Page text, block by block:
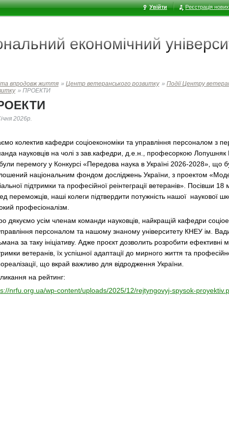
Увійти Реєстрація
економічний
впродовж життя » Центр ветеранського розвитку » Події Центру
» ПРОЕКТИ
2026р.
колектив кафедри соціоекономіки та управління персоналом з
науковців на чолі з зав.кафедри, д.е.н., професоркою Лопушняк
перемогу у Конкурсі «Передова наука в Україні 2026-2028», що
національним фондом досліджень України, з проектом
підтримки та професійної реінтеграції ветеранів». Посівши 18
переможців, наші колеги підтвердити потужність нашої наукової
професіоналізм.
дякуємо усім членам команди науковців, найкращій кафедри
персоналом та нашому знаному університету КНЕУ ім.
за таку ініціативу. Адже проєкт дозволить розробити ефективні
ветеранів, їх успішної адаптації до мирного життя та
що вкрай важливо для відродження України.
на рейтинг:
nrfu.org.ua/wp-content/uploads/2025/12/rejtyngovyj-spysok-